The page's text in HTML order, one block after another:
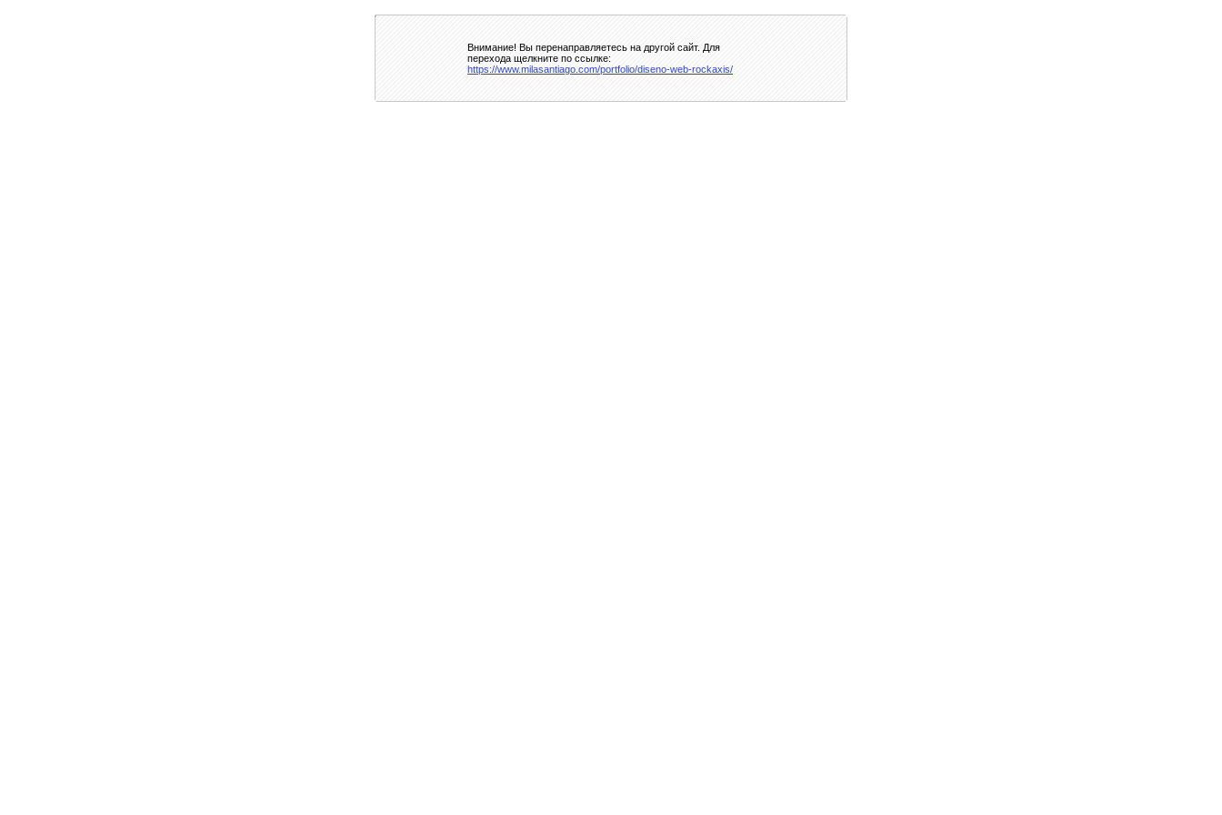
Внимание! Вы перенаправляетесь на другой сайт. Для
перехода щелкните по ссылке:
https://www.milasantiago.com/portfolio/diseno-web-rockaxis/